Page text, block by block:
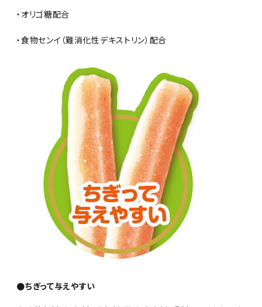
・オリゴ糖配合
・食物センイ（難消化性デキストリン）配合
●ちぎって与えやすい